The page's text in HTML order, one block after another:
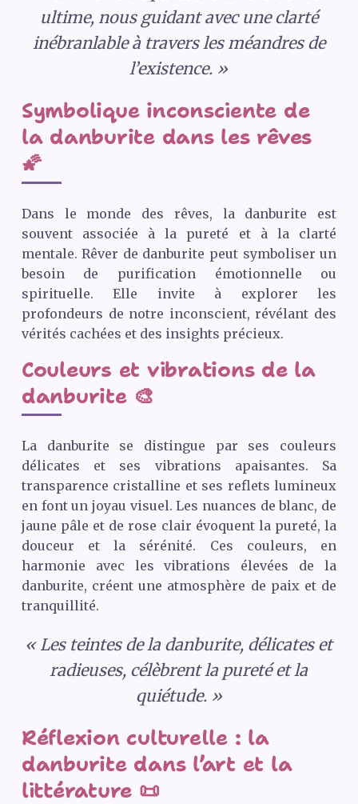
ultime, nous guidant avec une clarté
inébranlable à travers les méandres de
l’existence. »
Symbolique inconsciente de
la danburite dans les rêves
🌠
Dans le monde des rêves, la danburite est
souvent associée à la pureté et à la clarté
mentale. Rêver de danburite peut symboliser un
besoin de purification émotionnelle ou
spirituelle. Elle invite à explorer les
profondeurs de notre inconscient, révélant des
vérités cachées et des insights précieux.
Couleurs et vibrations de la
danburite 🎨
La danburite se distingue par ses couleurs
délicates et ses vibrations apaisantes. Sa
transparence cristalline et ses reflets lumineux
en font un joyau visuel. Les nuances de blanc, de
jaune pâle et de rose clair évoquent la pureté, la
douceur et la sérénité. Ces couleurs, en
harmonie avec les vibrations élevées de la
danburite, créent une atmosphère de paix et de
tranquillité.
« Les teintes de la danburite, délicates et
radieuses, célèbrent la pureté et la
quiétude. »
Réflexion culturelle : la
danburite dans l’art et la
littérature 📜